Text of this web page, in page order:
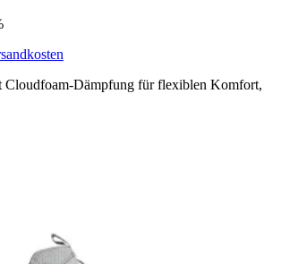
Cloudfoam-Dämpfung für flexiblen Komfort,